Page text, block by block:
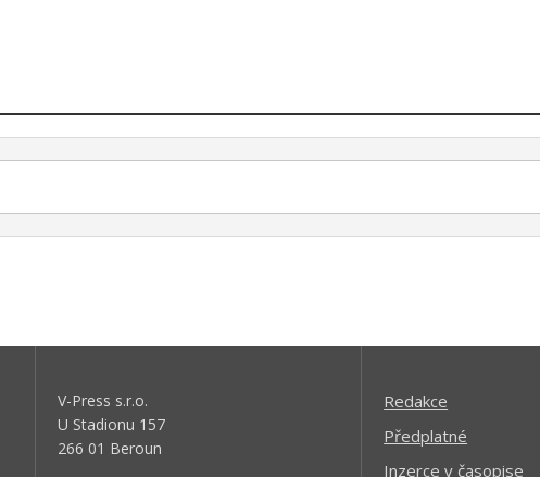
V-Press s.r.o.
U Stadionu 157
266 01 Beroun
Redakce
Předplatné
Inzerce v časopise